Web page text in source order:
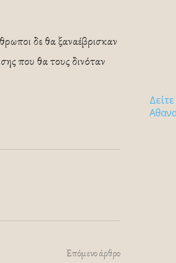
δε θα ξαναέβρισκαν
που θα τους δινόταν
Επόμενο άρθρο